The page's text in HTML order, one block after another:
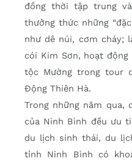
đồng thời tập trung
thưởng thức những
như dê núi, cơm cháy;
cói Kim Sơn, hoạt
tộc Mường trong tour
Động Thiên Hà.
Trong những năm qua,
của Ninh Bình đều ưu
du lịch sinh thái, du
tỉnh Ninh Bình có